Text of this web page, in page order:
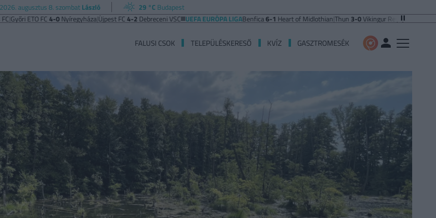
2026. augusztus 8. szombatLászló 29 °C Budapest
FC4-0 Nyíregyháza|Újpest FC4-2Debreceni VSC UEFA EURÓPA LIGABenfica6-1Heart of Midlothian|Thun3-0Vikingur Reykjavik|PAOK Saloniki
FALUSI CSOK TELEPÜLÉSKERESŐ KVÍZ GASZTROMESÉK